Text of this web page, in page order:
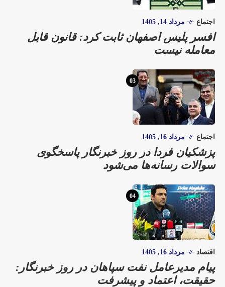
اجتماع مرداد 14, 1405
افسر پلیس اصفهان ثابت کرد: قانون قابل
معامله نیست
03
اجتماع مرداد 16, 1405
پزشکیان فردا در روز خبرنگار پاسخگوی
سوالات رسانه‌ها می‌شود
04
اقتصاد مرداد 16, 1405
پیام مدیرعامل نفت سپاهان در روز خبرنگار:
حقیقت، اعتماد و پیشرفت